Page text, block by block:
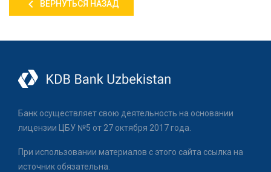
ВЕРНУТЬСЯ НАЗАД
Банк осуществляет свою деятельность на основании
лицензии ЦБУ №5 от 27 октября 2017 года.
При использовании материалов с этого сайта ссылка на
источник обязательна.